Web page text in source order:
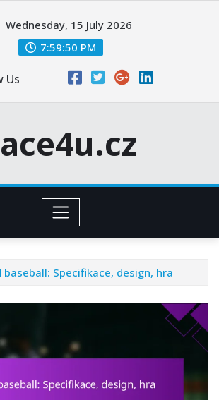
Wednesday, 15 July 2026
7:59:51 PM
Us
baseball: Specifikace, design, hra